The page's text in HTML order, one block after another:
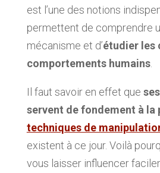
est l’une des notions
permettent de comprendre
mécanisme et d’étudier les
comportements humains.
Il faut savoir en effet que
servent de fondement à la
techniques de
existent à ce jour. Voilà
vous laisser influencer